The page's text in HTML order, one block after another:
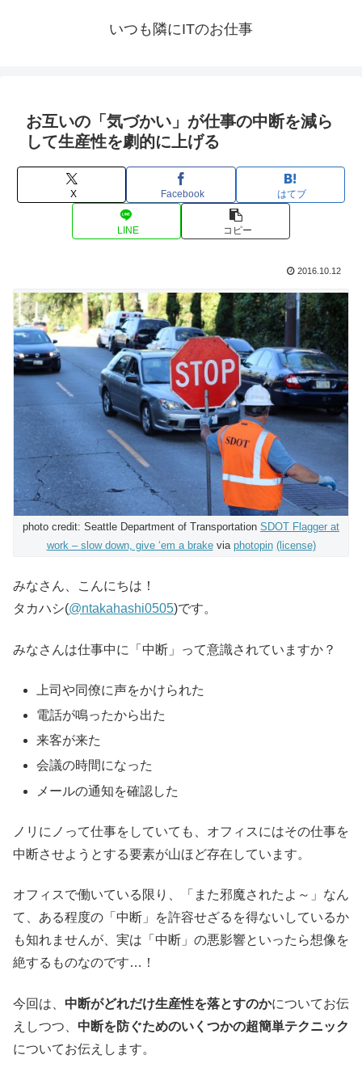
いつも隣にITのお仕事
お互いの「気づかい」が仕事の中断を減ら
して生産性を劇的に上げる
X Facebook はてブ
LINE コピー
2016.10.12
photo credit: Seattle Department of Transportation SDOT Flagger at
work – slow down, give ‘em a brakevia photopin (license)
みなさん、こんにちは！
タカハシ(@ntakahashi0505)です。
みなさんは仕事中に「中断」って意識されていますか？
上司や同僚に声をかけられた
電話が鳴ったから出た
来客が来た
会議の時間になった
メールの通知を確認した
ノリにノって仕事をしていても、オフィスにはその仕事を
中断させようとする要素が山ほど存在しています。
オフィスで働いている限り、「また邪魔されたよ～」なん
て、ある程度の「中断」を許容せざるを得ないしているか
も知れませんが、実は「中断」の悪影響といったら想像を
絶するものなのです…！
今回は、 中断がどれだけ生産性を落とすのかについてお伝
えしつつ、 中断を防ぐためのいくつかの超簡単テクニック
についてお伝えします。